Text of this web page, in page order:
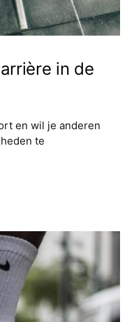
in de
en wil je anderen
te